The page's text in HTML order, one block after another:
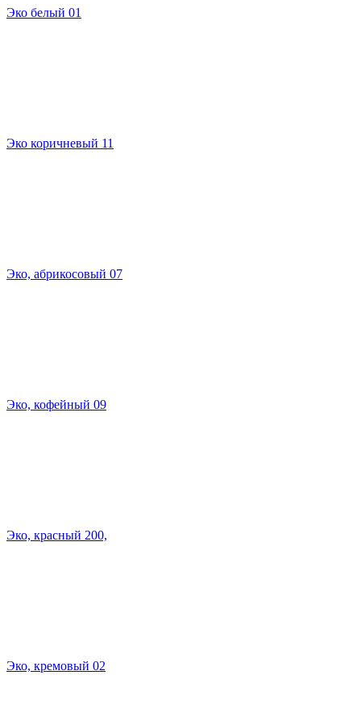
Эко белый 01
Эко коричневый 11
Эко, абрикосовый 07
Эко, кофейный 09
Эко, красный 200,
Эко, кремовый 02